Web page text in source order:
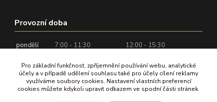
Provozní doba
pondělí 7:00 - 11:30
12:00 - 15:30
středa
7:00 - 11:30
12:00 - 16:00
čtvrtek
7:00 - 11:30
12:00 - 16:00
Pro základní funkčnost, zpříjemnění používání webu, analytické
účely a v případě udělení souhlasu také pro účely cílení reklamy
využíváme soubory cookies. Nastavení vlastních preferencí
cookies můžete kdykoli upravit odkazem ve spodní části stránek.